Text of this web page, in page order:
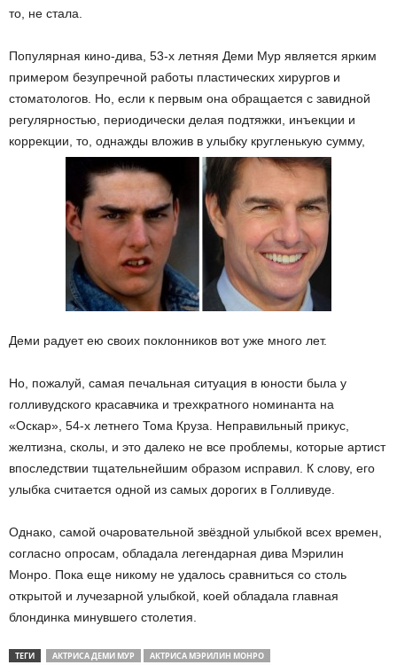
то, не стала.
Популярная кино-дива, 53-х летняя Деми Мур является ярким
примером безупречной работы пластических хирургов и
стоматологов. Но, если к первым она обращается с завидной
регулярностью, периодически делая подтяжки, инъекции и
коррекции, то, однажды вложив в улыбку кругленькую сумму,
Деми радует ею своих поклонников вот уже много лет.
Но, пожалуй, самая печальная ситуация в юности была у
голливудского красавчика и трехкратного номинанта на
«Оскар», 54-х летнего Тома Круза. Неправильный прикус,
желтизна, сколы, и это далеко не все проблемы, которые артист
впоследствии тщательнейшим образом исправил. К слову, его
улыбка считается одной из самых дорогих в Голливуде.
Однако, самой очаровательной звёздной улыбкой всех времен,
согласно опросам, обладала легендарная дива Мэрилин
Монро. Пока еще никому не удалось сравниться со столь
открытой и лучезарной улыбкой, коей обладала главная
блондинка минувшего столетия.
ТЕГИ АКТРИСА ДЕМИ МУР
АКТРИСА МЭРИЛИН МОНРО